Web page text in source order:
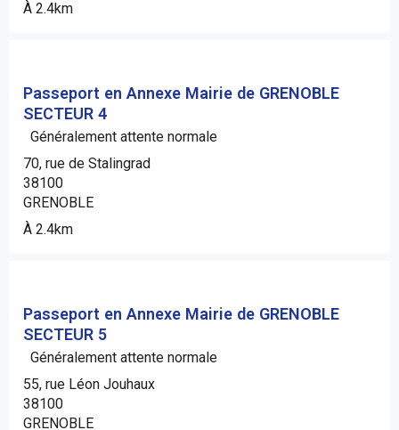
À 2.4km
Passeport en Annexe Mairie de GRENOBLE
SECTEUR 4
Généralement attente normale
70, rue de Stalingrad
38100
GRENOBLE
À 2.4km
Passeport en Annexe Mairie de GRENOBLE
SECTEUR 5
Généralement attente normale
55, rue Léon Jouhaux
38100
GRENOBLE